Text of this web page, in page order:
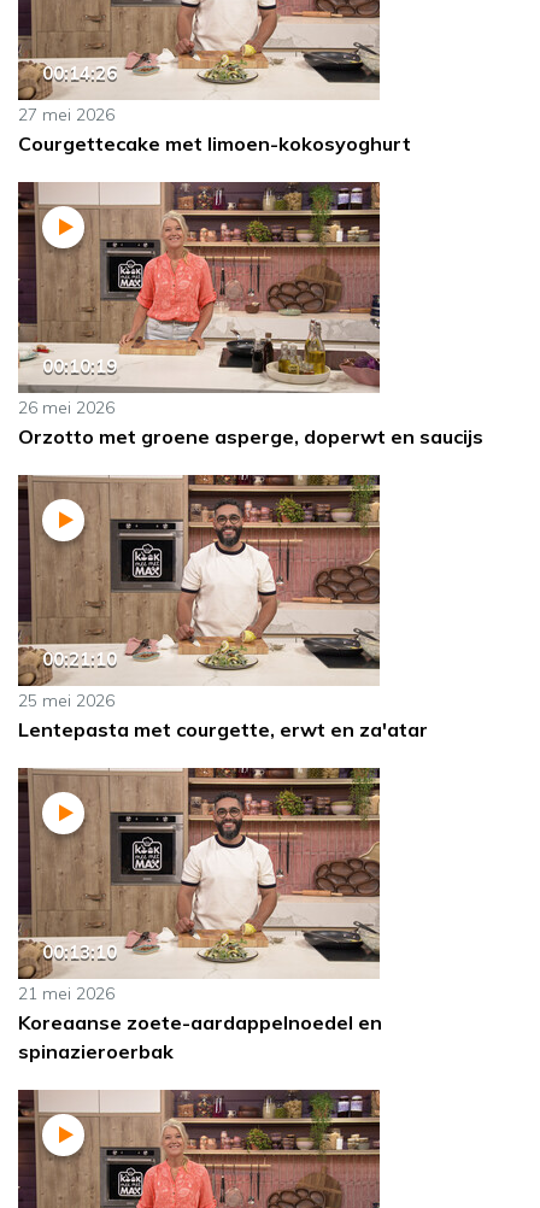
00:14:26
27 mei 2026
Courgettecake met limoen-kokosyoghurt
00:10:19
26 mei 2026
Orzotto met groene asperge, doperwt en saucijs
00:21:10
25 mei 2026
Lentepasta met courgette, erwt en za'atar
00:13:10
21 mei 2026
Koreaanse zoete-aardappelnoedel en
spinazieroerbak